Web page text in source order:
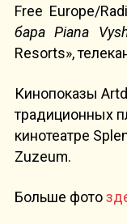
Free Europe/
бара Piana
Resorts»,
Кинопоказы
традиционных
кинотеатре
Zuzeum.
Больше фото